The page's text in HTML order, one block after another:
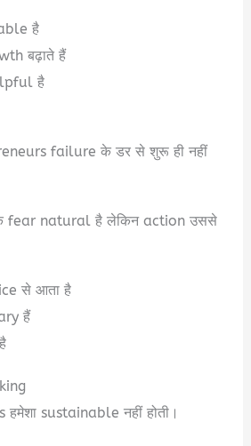
है
बढ़ाते हैं
है
failure के डर से शुरू ही नहीं
fear natural है लेकिन action उससे
से आता है
हैं
sustainable नहीं होती।